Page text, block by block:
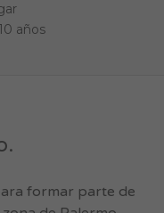
años
formar parte de